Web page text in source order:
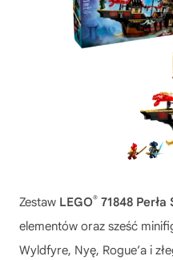
Zestaw LEGO® 71848
elementów oraz sześć
Wyldfyre, Nyę, Rogue’a i